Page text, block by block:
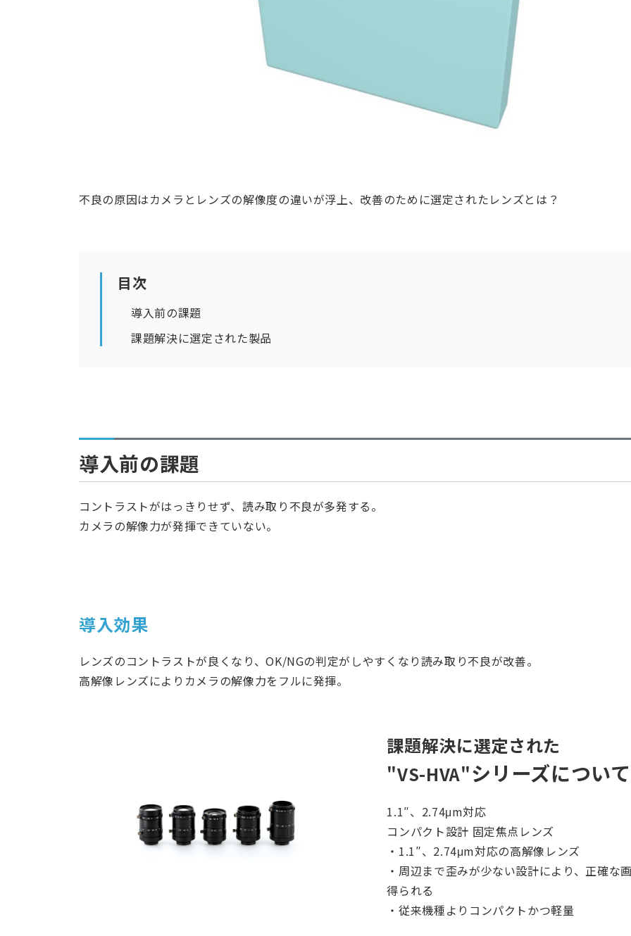
不良の原因はカメラとレンズの解像度の違いが浮上、改善のために選定されたレンズとは？
目次
導入前の課題
課題解決に選定された製品
導入前の課題
コントラストがはっきりせず、読み取り不良が多発する。
カメラの解像力が発揮できていない。
導入効果
レンズのコントラストが良くなり、OK/NGの判定がしやすくなり読み取り不良が改善。
高解像レンズによりカメラの解像力をフルに発揮。
課題解決に選定された
"VS-HVA"シリーズについて
1.1″、2.74μm対応
コンパクト設計 固定焦点レンズ
・1.1″、2.74μm対応の高解像レンズ
・周辺まで歪みが少ない設計により、正確な
得られる
・従来機種よりコンパクトかつ軽量